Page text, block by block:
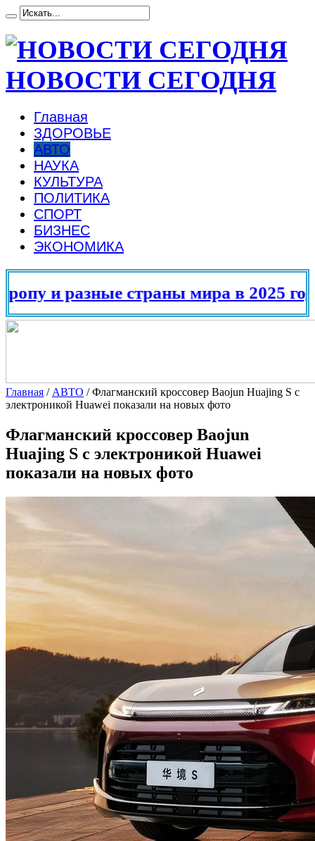
НОВОСТИ СЕГОДНЯ
Главная
ЗДОРОВЬЕ
АВТО
НАУКА
КУЛЬТУРА
ПОЛИТИКА
СПОРТ
БИЗНЕС
ЭКОНОМИКА
страны мира в 2025 году
Главная / АВТО /Флагманский кроссовер Baojun Huajing S с
электроникой Huawei показали на новых фото
Флагманский кроссовер Baojun
Huajing S с электроникой Huawei
показали на новых фото